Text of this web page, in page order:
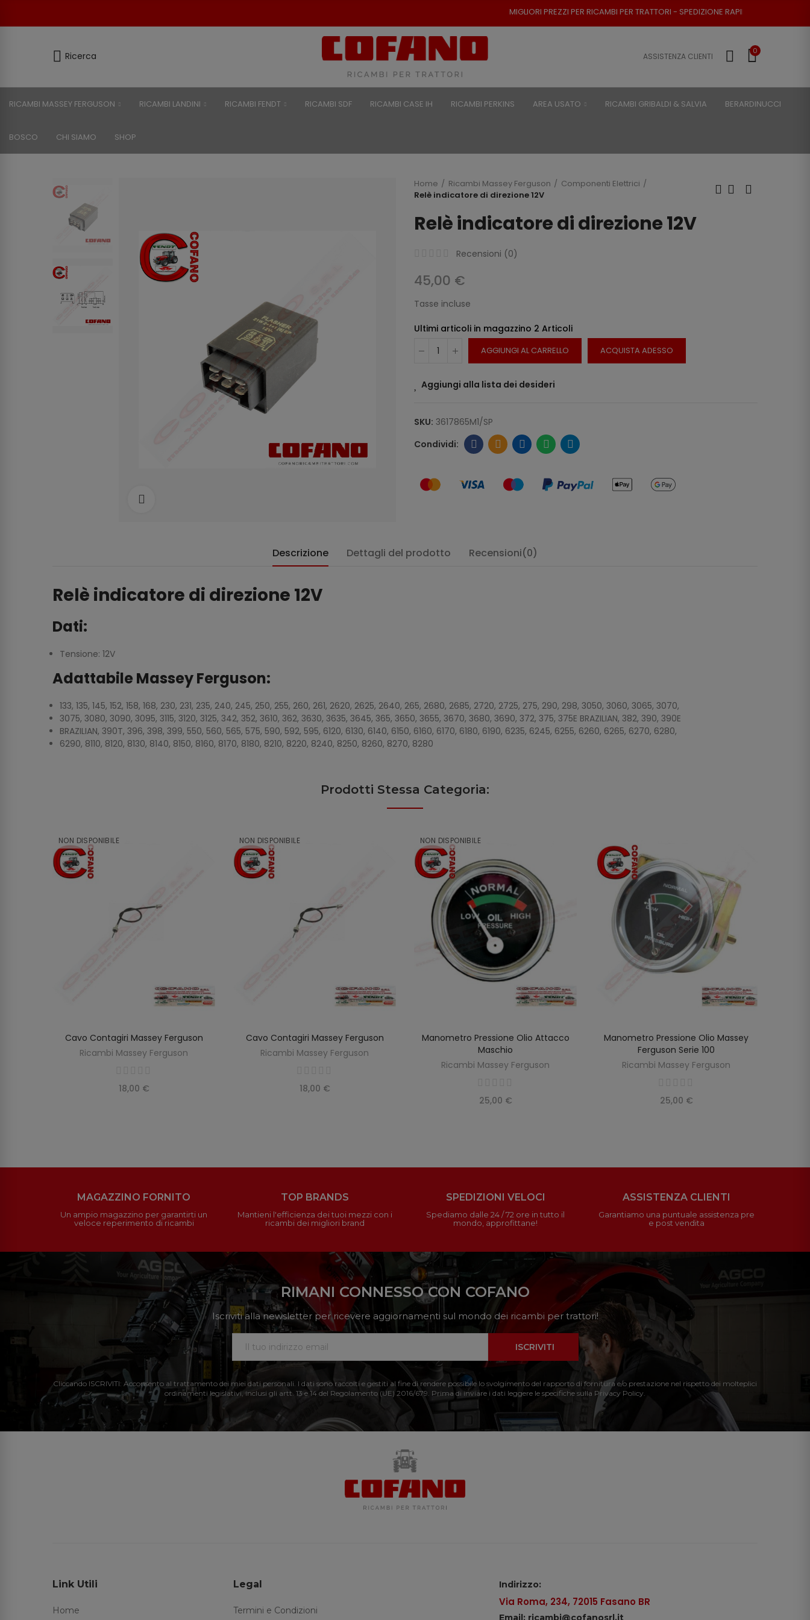
MIGLIORI PREZZI PER RICAMBI PER TRATTORI - SPEDIZIONE RAPIDA - RESO POSSIBILE
Ricerca ASSISTENZA CLIENTI
0
RICAMBI MASSEY FERGUSON RICAMBI LANDINI RICAMBI FENDT RICAMBI SDF RICAMBI CASE IH RICAMBI PERKINS AREA USATO RICAMBI GRIBALDI & SALVIA BERARDINUCCI
BOSCO CHI SIAMO SHOP
Home Ricambi Massey Ferguson
Componenti Elettrici
Relè indicatore di direzione 12V
Relè indicatore di direzione 12V
Recensioni (0)
45,00 €
Tasse incluse
Ultimi articoli in magazzino 2 Articoli
AGGIUNGI AL CARRELLO ACQUISTA ADESSO
Aggiungi alla lista dei desideri
SKU: 3617865M1/SP
Descrizione Dettagli del prodotto Recensioni(0)
Relè indicatore di direzione 12V
Dati:
Tensione: 12V
Adattabile Massey Ferguson:
133, 135, 145, 152, 158, 168, 230, 231, 235, 240, 245, 250, 255, 260, 261, 2620, 2625, 2640, 265, 2680, 2685, 2720, 2725, 275, 290, 298, 3050, 3060, 3065, 3070,
3075, 3080, 3090, 3095, 3115, 3120, 3125, 342, 352, 3610, 362, 3630, 3635, 3645, 365, 3650, 3655, 3670, 3680, 3690, 372, 375, 375E BRAZILIAN, 382, 390, 390E
BRAZILIAN, 390T, 396, 398, 399, 550, 560, 565, 575, 590, 592, 595, 6120, 6130, 6140, 6150, 6160, 6170, 6180, 6190, 6235, 6245, 6255, 6260, 6265, 6270, 6280,
6290, 8110, 8120, 8130, 8140, 8150, 8160, 8170, 8180, 8210, 8220, 8240, 8250, 8260, 8270, 8280
Prodotti Stessa Categoria:
NON DISPONIBILE
SCOPRIRE
Cavo Contagiri Massey Ferguson
Ricambi Massey Ferguson
18,00 €
NON DISPONIBILE
SCOPRIRE
Cavo Contagiri Massey Ferguson
Ricambi Massey Ferguson
18,00 €
NON DISPONIBILE
SCOPRIRE
Manometro Pressione Olio Attacco
Maschio
Ricambi Massey Ferguson
25,00 €
AGGIUNGI AL CARRELLO
Manometro Pressione Olio Massey
Ferguson Serie 100
Ricambi Massey Ferguson
25,00 €
MAGAZZINO FORNITO
Un ampio magazzino per garantirti un
veloce reperimento di ricambi
TOP BRANDS
Mantieni l'efficienza dei tuoi mezzi con i
ricambi dei migliori brand
SPEDIZIONI VELOCI
Spediamo dalle 24 / 72 ore in tutto il
mondo, approfittane!
ASSISTENZA CLIENTI
Garantiamo una puntuale assistenza pre
e post vendita
RIMANI CONNESSO CON COFANO
Iscriviti alla newsletter per ricevere aggiornamenti sul mondo dei ricambi per trattori!
ISCRIVITI
Cliccando ISCRIVITI: Acconsento al trattamento dei miei dati personali. I dati sono raccolti e gestiti al fine di rendere possibile lo svolgimento del rapporto di fornitura e/o prestazione nel rispetto dei molteplici
ordinamenti legislativi, inclusi gli artt. 13 e 14 del Regolamento (UE) 2016/679. Prima di inviare i dati leggere le specifiche sulla Privacy Policy.
Link Utili
Home
Legal
Termini e Condizioni
Indirizzo:
Via Roma, 234, 72015 Fasano BR
Email: ricambi@cofanosrl.it